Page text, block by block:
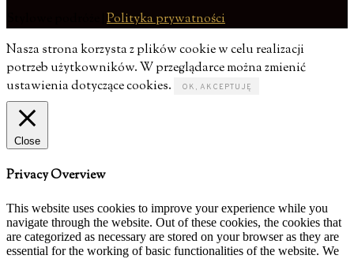
Polityka prywatności
Nasza strona korzysta z plików cookie w celu realizacji
potrzeb użytkowników. W przeglądarce można zmienić
ustawienia dotyczące cookies.
OK, AKCEPTUJĘ
Close
Privacy Overview
This website uses cookies to improve your experience while you
navigate through the website. Out of these cookies, the cookies that
are categorized as necessary are stored on your browser as they are
essential for the working of basic functionalities of the website. We